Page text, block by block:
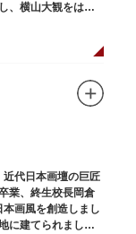
、横山大観をはじ
代日本画壇の巨匠
業、終生校長岡倉
画風を創造しまし
に建てられまし